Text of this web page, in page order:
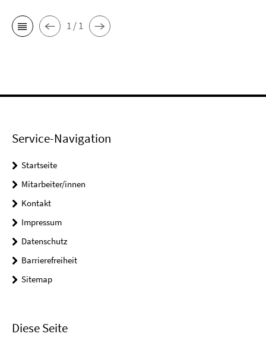
1 / 1
Service-Navigation
Startseite
Mitarbeiter/innen
Kontakt
Impressum
Datenschutz
Barrierefreiheit
Sitemap
Diese Seite